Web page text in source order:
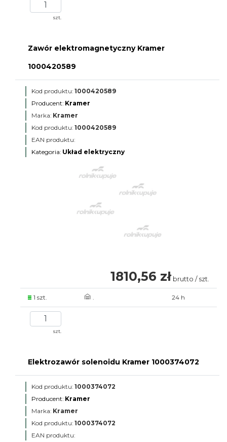
szt.
Zawór elektromagnetyczny Kramer
1000420589
Kod produktu: 1000420589
Producent: Kramer
Marka: Kramer
Kod produktu: 1000420589
EAN produktu:
Kategoria: Układ elektryczny
1810,56 zł brutto / szt.
1 szt. . 24 h
szt.
Elektrozawór solenoidu Kramer 1000374072
Kod produktu: 1000374072
Producent: Kramer
Marka: Kramer
Kod produktu: 1000374072
EAN produktu: